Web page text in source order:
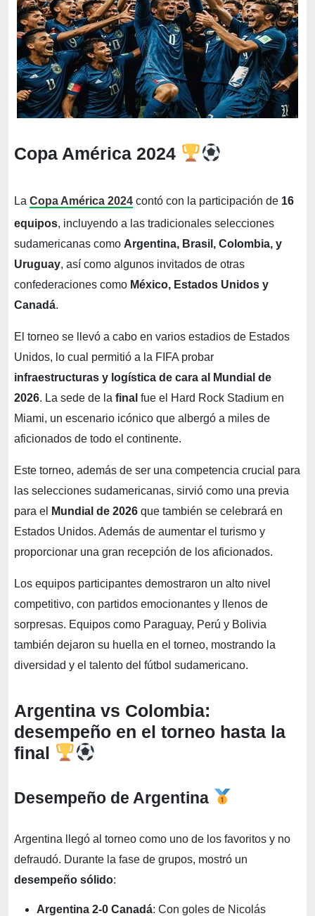
Copa América 2024
La Copa América 2024 contó con la participación de 16
equipos, incluyendo a las tradicionales selecciones
sudamericanas como Argentina, Brasil, Colombia, y
Uruguay, así como algunos invitados de otras
confederaciones como México, Estados Unidos y
Canadá.
El torneo se llevó a cabo en varios estadios de Estados
Unidos, lo cual permitió a la FIFA probar
infraestructuras y logística de cara al Mundial de
2026. La sede de la final fue el Hard Rock Stadium en
Miami, un escenario icónico que albergó a miles de
aficionados de todo el continente.
Este torneo, además de ser una competencia crucial para
las selecciones sudamericanas, sirvió como una previa
para el
Mundial de 2026 que también se celebrará en
Estados Unidos. Además de aumentar el turismo y
proporcionar una gran recepción de los aficionados.
Los equipos participantes demostraron un alto nivel
competitivo, con partidos emocionantes y llenos de
sorpresas. Equipos como Paraguay, Perú y Bolivia
también dejaron su huella en el torneo, mostrando la
diversidad y el talento del fútbol sudamericano.
Argentina vs Colombia:
desempeño en el torneo hasta la
final
Desempeño de Argentina
Argentina llegó al torneo como uno de los favoritos y no
defraudó. Durante la fase de grupos, mostró un
desempeño sólido:
Argentina 2-0 Canadá: Con goles de Nicolás